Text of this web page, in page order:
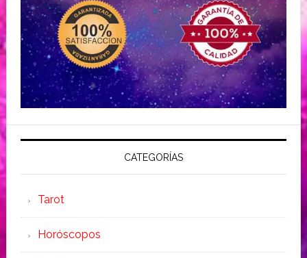
CATEGORÍAS
Tarot
Horóscopos